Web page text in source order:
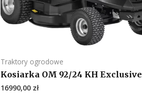
Traktory ogrodowe
Kosiarka OM 92/24 KH Exclusive
16990,00 zł